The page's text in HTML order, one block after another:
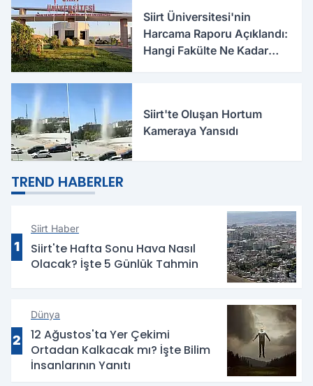
Siirt Üniversitesi'nin
Harcama Raporu Açıklandı:
Hangi Fakülte Ne Kadar
Siirt'te Oluşan Hortum
Kameraya Yansıdı
TREND HABERLER
1
Siirt Haber
Siirt'te Hafta Sonu Hava Nasıl
Olacak? İşte 5 Günlük Tahmin
2
Dünya
12 Ağustos'ta Yer Çekimi
Ortadan Kalkacak mı? İşte Bilim
İnsanlarının Yanıtı